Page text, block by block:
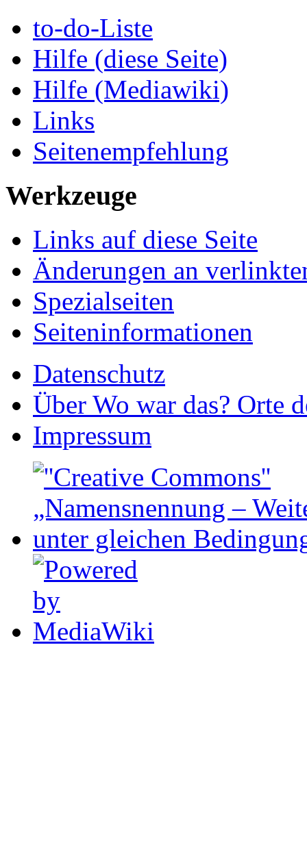
to-do-Liste
Hilfe (diese Seite)
Hilfe (Mediawiki)
Links
Seitenempfehlung
Werkzeuge
Links auf diese Seite
Änderungen an
Spezialseiten
Seiteninformationen
Datenschutz
Über Wo war das? Orte
Impressum